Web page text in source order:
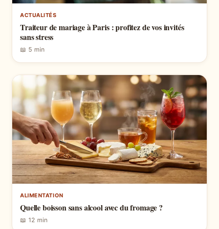
ACTUALITÉS
Traiteur de mariage à Paris : profitez de vos invités
sans stress
📖 5 min
ALIMENTATION
Quelle boisson sans alcool avec du fromage ?
📖 12 min